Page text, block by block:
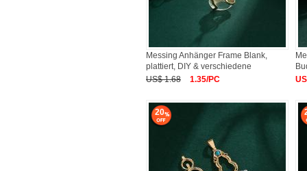
Messing Anhänger Frame Blank,
plattiert, DIY & verschiedene
US$ 1.68
1.35/PC
20